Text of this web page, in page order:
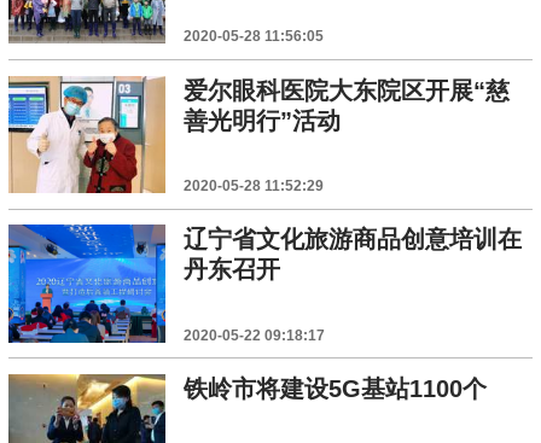
2020-05-28 11:56:05
爱尔眼科医院大东院区开展“慈
善光明行”活动
2020-05-28 11:52:29
辽宁省文化旅游商品创意培训在
丹东召开
2020-05-22 09:18:17
铁岭市将建设5G基站1100个